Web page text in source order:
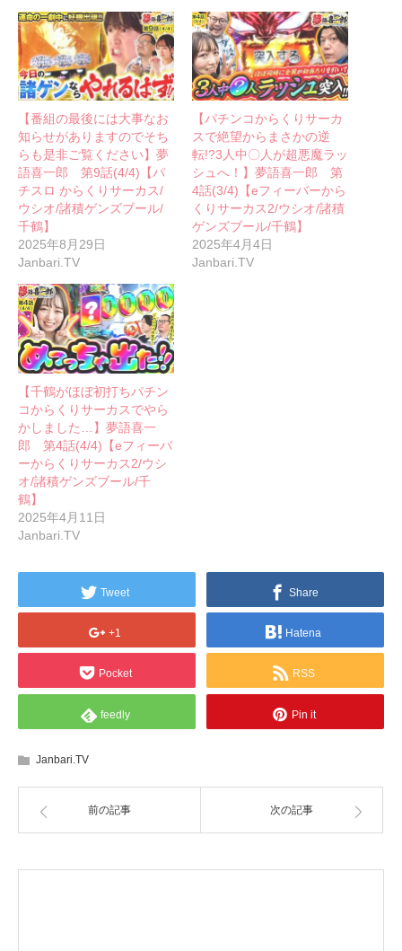
【番組の最後には大事なお
知らせがありますのでそち
らも是非ご覧ください】夢
語喜一郎 第9話(4/4)【パ
チスロ からくりサーカス/
ウシオ/諸積ゲンズブール/
千鶴】
2025年8月29日
Janbari.TV
【パチンコからくりサーカ
スで絶望からまさかの逆
転!?3人中〇人が超悪魔ラッ
シュへ！】夢語喜一郎 第
4話(3/4)【eフィーバーから
くりサーカス2/ウシオ/諸積
ゲンズブール/千鶴】
2025年4月4日
Janbari.TV
【千鶴がほぼ初打ちパチン
コからくりサーカスでやら
かしました…】夢語喜一
郎 第4話(4/4)【eフィーバ
ーからくりサーカス2/ウシ
オ/諸積ゲンズブール/千
鶴】
2025年4月11日
Janbari.TV
Tweet Share
+1 Hatena
Pocket RSS
feedly Pin it
Janbari.TV
前の記事 次の記事